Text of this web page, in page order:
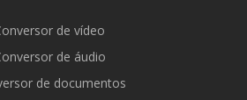
de vídeo
de áudio
de documentos